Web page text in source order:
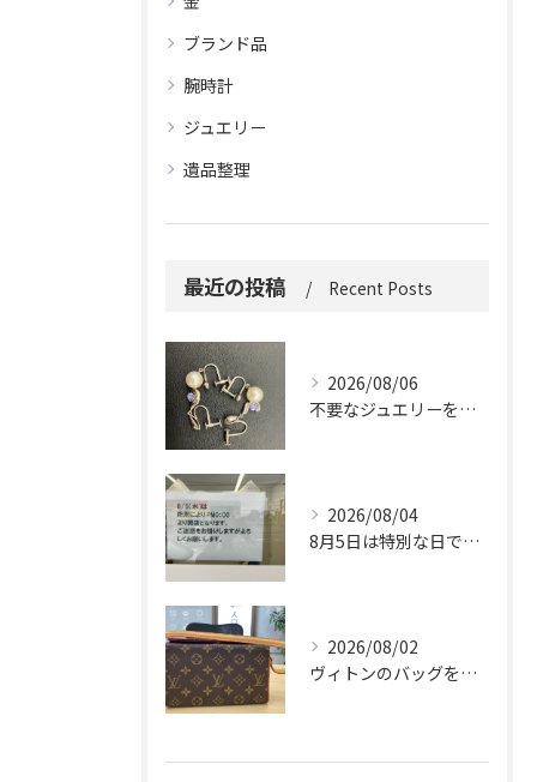
ブランド品
腕時計
ジュエリー
遺品整理
最近の投稿 Recent Posts
2026/08/06
不要なジュエリーを眠らせていませんか？
2026/08/04
8月5日は特別な日です。
2026/08/02
ヴィトンのバッグを久しぶりに取り出しましたか？